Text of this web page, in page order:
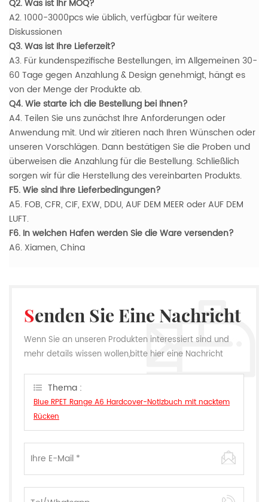
Q2. Was ist Ihr MOQ?
A2. 1000-3000pcs wie üblich, verfügbar für weitere
Diskussionen
Q3. Was ist Ihre Lieferzeit?
A3. Für kundenspezifische Bestellungen, im Allgemeinen 30-
60 Tage gegen Anzahlung & Design genehmigt, hängt es
von der Menge der Produkte ab.
Q4. Wie starte ich die Bestellung bei Ihnen?
A4. Teilen Sie uns zunächst Ihre Anforderungen oder
Anwendung mit. Und wir zitieren nach Ihren Wünschen oder
unseren Vorschlägen. Dann bestätigen Sie die Proben und
überweisen die Anzahlung für die Bestellung. Schließlich
sorgen wir für die Herstellung des vereinbarten Produkts.
F5. Wie sind Ihre Lieferbedingungen?
A5. FOB, CFR, CIF, EXW, DDU, AUF DEM MEER oder AUF DEM
LUFT.
F6. In welchen Hafen werden Sie die Ware versenden?
A6. Xiamen, China
Senden Sie Eine Nachricht
Wenn Sie an unseren Produkten interessiert sind und
mehr details wissen wollen,bitte hier eine Nachricht
können.Thema :
Blue RPET Range A6 Hardcover-Notizbuch mit nacktem
Rücken